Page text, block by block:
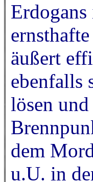
äußert
ebenfalls
lösen
dem
u.U. in